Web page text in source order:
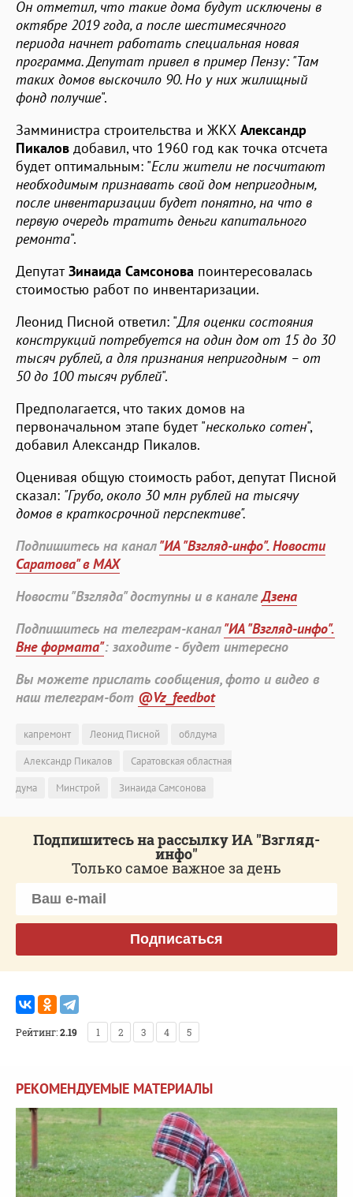
Он отметил, что такие дома будут исключены в
октябре 2019 года, а после шестимесячного
периода начнет работать специальная новая
программа. Депутат привел в пример Пензу: "Там
таких домов выскочило 90. Но у них жилищный
фонд получше".
Замминистра строительства и ЖКХ Александр
Пикалов добавил, что 1960 год как точка отсчета
будет оптимальным: "Если жители не посчитают
необходимым признавать свой дом непригодным,
после инвентаризации будет понятно, на что в
первую очередь тратить деньги капитального
ремонта".
ДепутатЗинаида Самсонова поинтересовалась
стоимостью работ по инвентаризации.
Леонид Писной ответил: "Для оценки состояния
конструкций потребуется на один дом от 15 до 30
тысяч рублей, а для признания непригодным – от
50 до 100 тысяч рублей".
Предполагается, что таких домов на
первоначальном этапе будет "несколько сотен",
добавил Александр Пикалов.
Оценивая общую стоимость работ, депутат Писной
сказал: "Грубо, около 30 млн рублей на тысячу
домов в краткосрочной перспективе".
Подпишитесь на канал"ИА "Взгляд-инфо". Новости
Саратова" в MAX
Новости "Взгляда" доступны и в каналеДзена
Подпишитесь на телеграм-канал"ИА "Взгляд-инфо".
Вне формата": заходите - будет интересно
Вы можете прислать сообщения, фото и видео в
наш телеграм-бот @Vz_feedbot
капремонт Леонид Писной
облдума
Александр Пикалов
Саратовская областная
дума
Минстрой Зинаида Самсонова
Подпишитесь на рассылку ИА "Взгляд-
инфо"
Только самое важное за день
Подписаться
Рейтинг:2.19 1 2 3 4 5
РЕКОМЕНДУЕМЫЕ МАТЕРИАЛЫ